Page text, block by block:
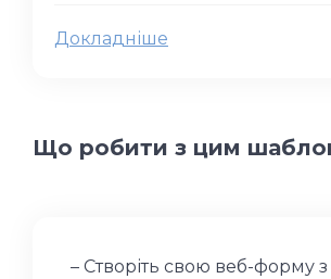
Докладніше
Що робити з цим
– Створіть свою веб-форму